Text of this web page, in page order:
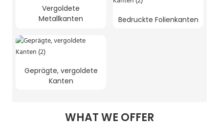
Vergoldete
Metallkanten
Bedruckte Folienkanten
Geprägte, vergoldete
Kanten
WHAT WE OFFER